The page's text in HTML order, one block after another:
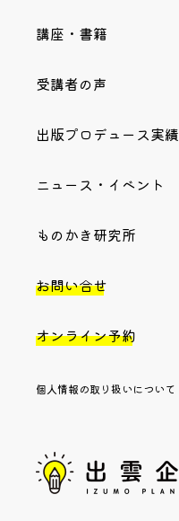
講座・書籍
受講者の声
出版プロデュース実績
ニュース・イベント
ものかき研究所
お問い合せ
オンライン予約
個人情報の取り扱いについて